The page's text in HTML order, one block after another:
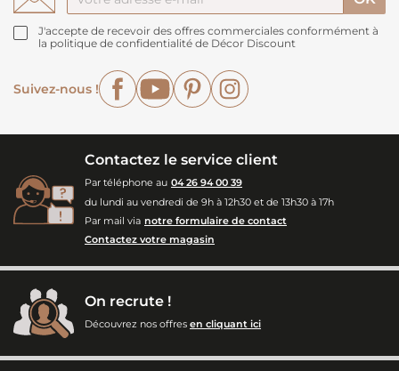
J'accepte de recevoir des offres commerciales conformément à
la politique de confidentialité de Décor Discount
Suivez-nous !
FacebookYouTubePinterest
Contactez le service client
Par téléphone au 04 26 94 00 39
du lundi au vendredi de 9h à 12h30 et de 13h30 à 17h
Par mail via notre formulaire de contact
Contactez votre magasin
On recrute !
Découvrez nos offres en cliquant ici